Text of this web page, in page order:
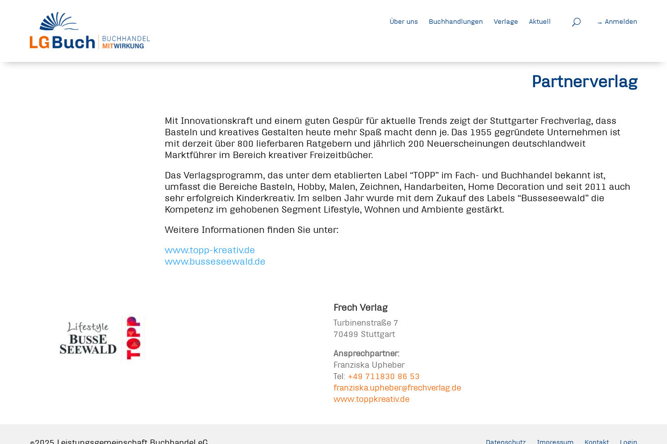
Über uns Buchhandlungen Verlage Aktuell → Anmelden
Partnerverlag
Mit Innovationskraft und einem guten Gespür für aktuelle Trends zeigt der Stuttgarter Frechverlag, dass
Basteln und kreatives Gestalten heute mehr Spaß macht denn je. Das 1955 gegründete Unternehmen ist
mit derzeit über 800 lieferbaren Ratgebern und jährlich 200 Neuerscheinungen deutschlandweit
Marktführer im Bereich kreativer Freizeitbücher.
Das Verlagsprogramm, das unter dem etablierten Label “TOPP” im Fach- und Buchhandel bekannt ist,
umfasst die Bereiche Basteln, Hobby, Malen, Zeichnen, Handarbeiten, Home Decoration und seit 2011 auch
sehr erfolgreich Kinderkreativ. Im selben Jahr wurde mit dem Zukauf des Labels “Busseseewald” die
Kompetenz im gehobenen Segment Lifestyle, Wohnen und Ambiente gestärkt.
Weitere Informationen finden Sie unter:
www.topp-kreativ.de
www.busseseewald.de
Frech Verlag
Turbinenstraße 7
70499 Stuttgart
Ansprechpartner:
Franziska Upheber
Tel: +49 711830 86 53
franziska.upheber@frechverlag.de
www.toppkreativ.de
Datenschutz Impressum Kontakt Login